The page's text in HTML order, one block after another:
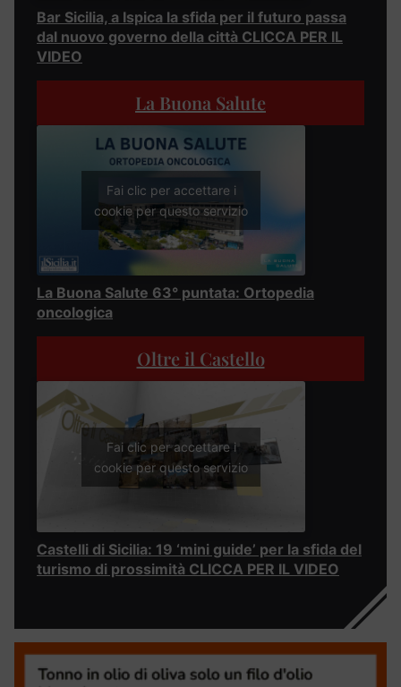
Bar Sicilia, a Ispica la sfida per il futuro passa
dal nuovo governo della città CLICCA PER IL
VIDEO
La Buona Salute
Fai clic per accettare i
cookie per questo servizio
La Buona Salute 63° puntata: Ortopedia
oncologica
Oltre il Castello
Fai clic per accettare i
cookie per questo servizio
Castelli di Sicilia: 19 ‘mini guide’ per la sfida del
turismo di prossimità CLICCA PER IL VIDEO